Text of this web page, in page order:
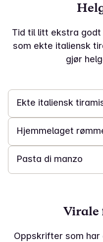
Tid til litt ekstra godt
som ekte italiensk
gjør
Ekte italiensk
30 min
Hjemmelaget
1 t
Pasta di manzo
Oppskrifter som